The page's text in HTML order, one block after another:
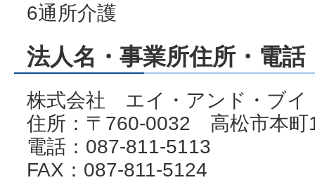
6通所介護
法人名・事業所住所・電話
株式会社 エイ・アンド・ブイ
住所：〒760-0032 高松市本町
電話：087-811-5113
FAX：087-811-5124